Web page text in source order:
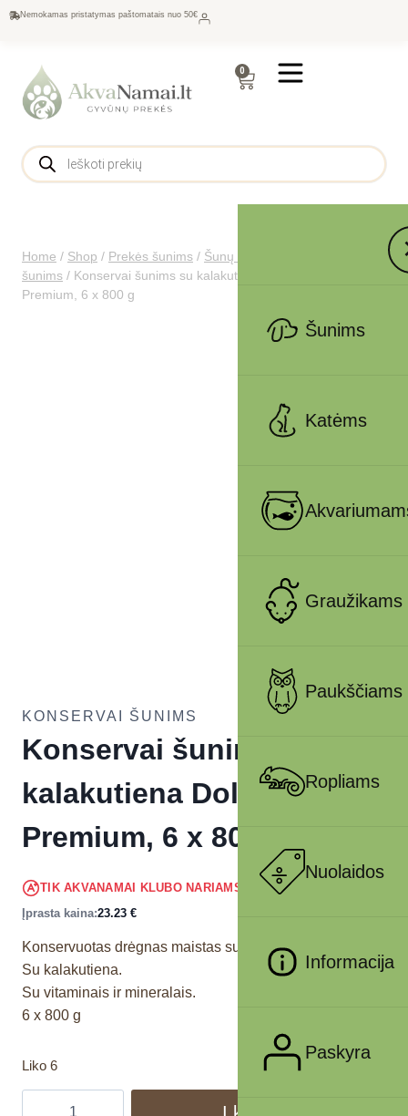
Nemokamas pristatymas paštomatais nuo 50€
0
Šunims
Katėms
Graužikams
Paukščiams
Ropliams
Nuolaidos
Informacija
Paskyra
Home / Shop / Prekės šunims / Šunų maistas
šunims / Konservai šunims su kalakutiena Dolina Noteci
Premium, 6 x 800 g
KONSERVAI ŠUNIMS
Konservai šunims su
kalakutiena Dolina Noteci
Premium, 6 x 800 g
TIK AKVANAMAI KLUBO NARIAMS 22.07
Įprasta kaina:23.23 €
Konservuotas drėgnas maistas suaugusiems šunims.
Su kalakutiena.
Su vitaminais ir mineralais.
6 x 800 g
Liko 6